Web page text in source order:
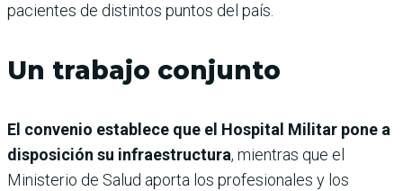
pacientes de distintos puntos del país.
Un trabajo conjunto
El convenio establece que el Hospital Militar pone a
disposición su infraestructura, mientras que el
Ministerio de Salud aporta los profesionales y los